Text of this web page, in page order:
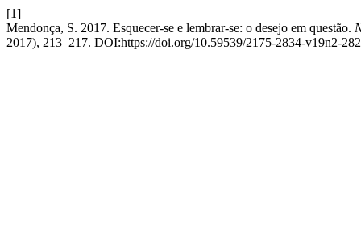
[1]
Mendonça, S. 2017. Esquecer-se e lembrar-se: o desejo em questão.
2017), 213–217. DOI:https://doi.org/10.59539/2175-2834-v19n2-